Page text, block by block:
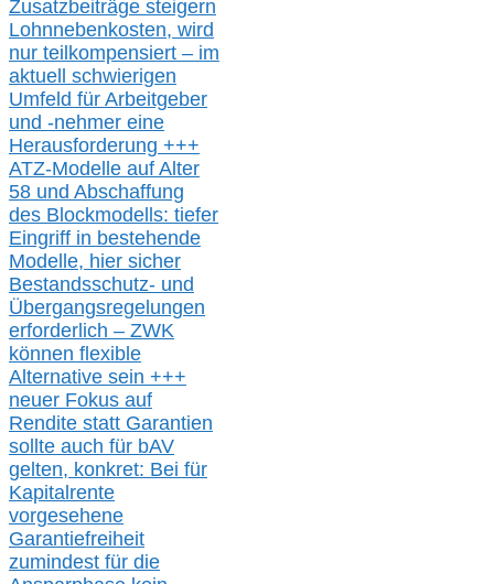
Zusatzbeiträge steigern
Lohnnebenkosten, wird
nur teilkompensiert – im
aktuell schwierigen
Umfeld für Arbeitgeber
und -nehmer eine
Herausforderung +++
ATZ-Modelle auf Alter
58 und Abschaffung
des Blockmodells: tiefer
Eingriff in bestehende
Modelle, hier sicher
Bestandsschutz- und
Übergangsregelungen
erforderlich – ZWK
können flexible
Alternative sein +++
neuer Fokus auf
Rendite statt Garantien
sollte auch für bAV
gelten, konkret: Bei für
Kapitalrente
vorgesehene
Garantiefreiheit
zumindest für die